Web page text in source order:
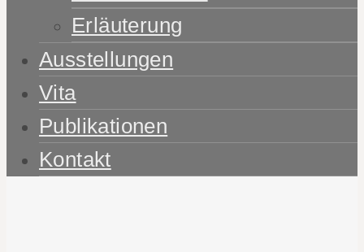
Erläuterung
Ausstellungen
Vita
Publikationen
Kontakt